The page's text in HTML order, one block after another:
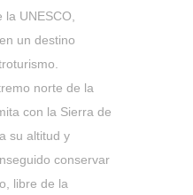
UNESCO,
un destino
norte de la
con la Sierra de
su altitud y
conservar
libre de la